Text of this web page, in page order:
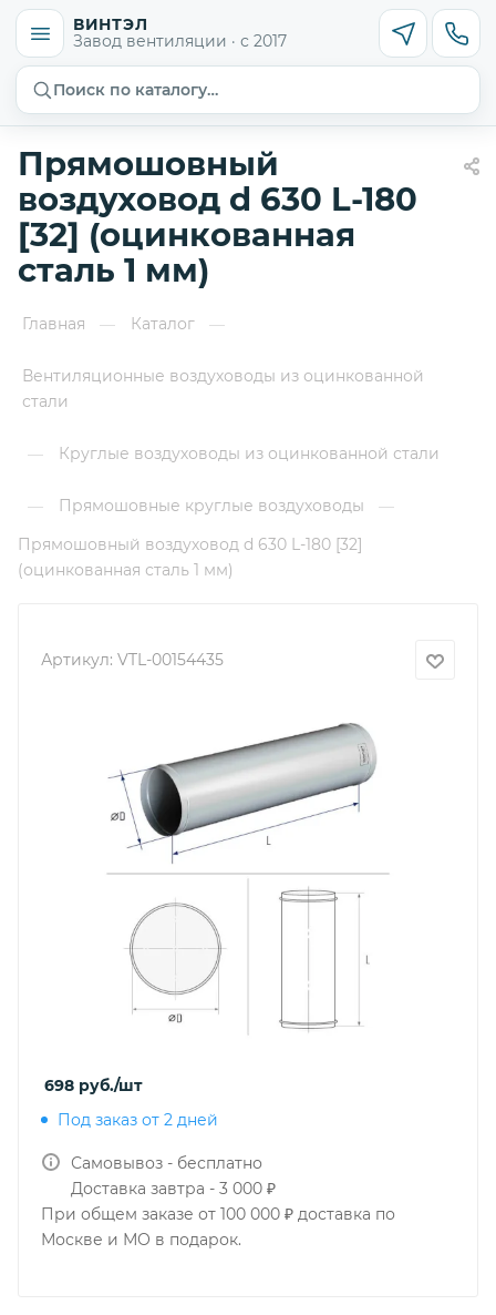
ВИНТЭЛ
Завод вентиляции · с 2017
Поиск по каталогу…
Прямошовный
воздуховод d 630 L-180
[32] (оцинкованная
сталь 1 мм)
Главная — Каталог —
Вентиляционные воздуховоды из оцинкованной
стали
— Круглые воздуховоды из оцинкованной стали
— Прямошовные круглые воздуховоды
—
Прямошовный воздуховод d 630 L-180 [32]
(оцинкованная сталь 1 мм)
Артикул: VTL-00154435
698 руб./шт
Под заказ от 2 дней
Самовывоз - бесплатно
Доставка завтра - 3 000 ₽
При общем заказе от 100 000 ₽ доставка по
Москве и МО в подарок.